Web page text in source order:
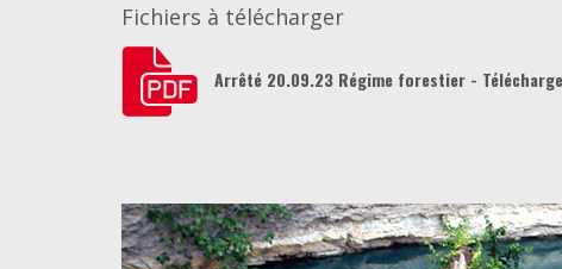
Fichiers à télécharger
Arrêté 20.09.23 Régime forestier -